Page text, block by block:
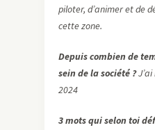
piloter, d’animer et de
cette zone.
Depuis combien de
sein de la société ?J’ai
2024
3 mots qui selon toi